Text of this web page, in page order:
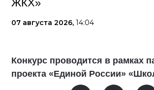
ЖКХ»
07 августа 2026, 14:04
Конкурс проводится в рамках
проекта «Единой России»